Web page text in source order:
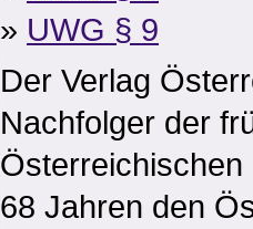
» UWG § 9
Der Verlag
Nachfolger der
68 Jahren den